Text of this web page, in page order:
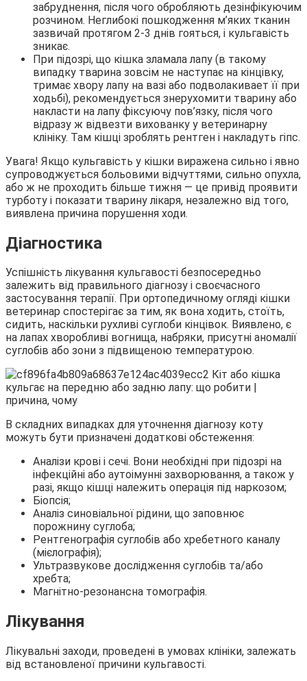
забруднення, після чого обробляють дезінфікуючим
розчином. Неглибокі пошкодження м’яких тканин
зазвичай протягом 2-3 днів гояться, і кульгавість
зникає.
При підозрі, що кішка зламала лапу (в такому
випадку тварина зовсім не наступає на кінцівку,
тримає хвору лапу на вазі або подволакивает її при
ходьбі), рекомендується знерухомити тварину або
накласти на лапу фіксуючу пов’язку, після чого
відразу ж відвезти вихованку у ветеринарну
клініку. Там кішці зроблять рентген і накладуть гіпс.
Увага! Якщо кульгавість у кішки виражена сильно і явно
супроводжується больовими відчуттями, сильно опухла,
або ж не проходить більше тижня ― це привід проявити
турботу і показати тварину лікаря, незалежно від того,
виявлена причина порушення ходи.
Діагностика
Успішність лікування кульгавості безпосередньо
залежить від правильного діагнозу і своєчасного
застосування терапії. При ортопедичному огляді кішки
ветеринар спостерігає за тим, як вона ходить, стоїть,
сидить, наскільки рухливі суглоби кінцівок. Виявлено, є
на лапах хворобливі вогнища, набряки, присутні аномалії
суглобів або зони з підвищеною температурою.
В складних випадках для уточнення діагнозу коту
можуть бути призначені додаткові обстеження:
Аналізи крові і сечі. Вони необхідні при підозрі на
інфекційні або аутоімунні захворювання, а також у
разі, якщо кішці належить операція під наркозом;
Біопсія;
Аналіз синовіальної рідини, що заповнює
порожнину суглоба;
Рентгенографія суглобів або хребетного каналу
(мієлографія);
Ультразвукове дослідження суглобів та/або
хребта;
Магнітно-резонансна томографія.
Лікування
Лікувальні заходи, проведені в умовах клініки, залежать
від встановленої причини кульгавості.